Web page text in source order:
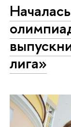
лига»